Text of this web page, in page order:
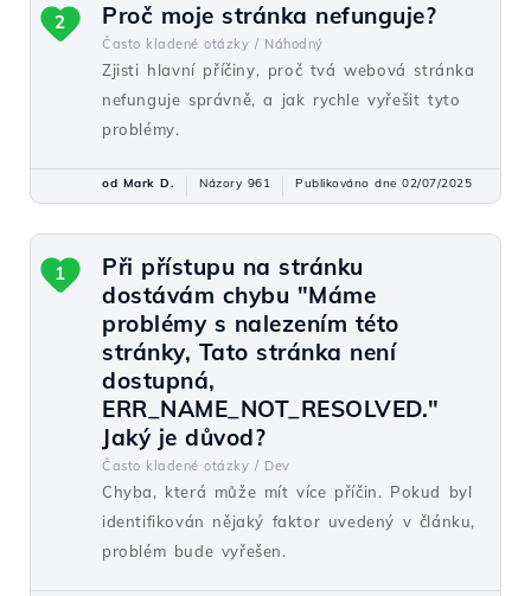
Proč moje stránka nefunguje?
Často kladené otázky / Náhodný
Zjisti hlavní příčiny, proč tvá webová stránka
nefunguje správně, a jak rychle vyřešit tyto
problémy.
2
od Mark D. Názory 961 Publikováno dne 02/07/2025
Při přístupu na stránku
dostávám chybu "Máme
problémy s nalezením této
stránky, Tato stránka není
dostupná,
ERR_NAME_NOT_RESOLVED."
Jaký je důvod?
Často kladené otázky / Dev
Chyba, která může mít více příčin. Pokud byl
identifikován nějaký faktor uvedený v článku,
problém bude vyřešen.
1